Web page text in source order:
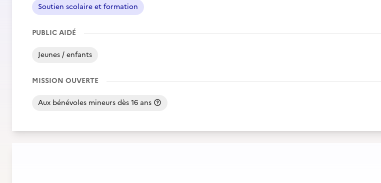
Soutien scolaire et formation
PUBLIC AIDÉ
Jeunes / enfants
MISSION OUVERTE
Aux bénévoles mineurs dès 16 ans